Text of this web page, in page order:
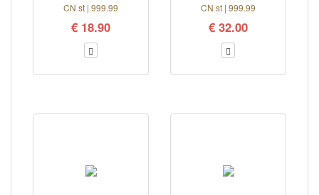
CN st | 999.99
€ 18.90
CN st | 999.99
€ 32.00